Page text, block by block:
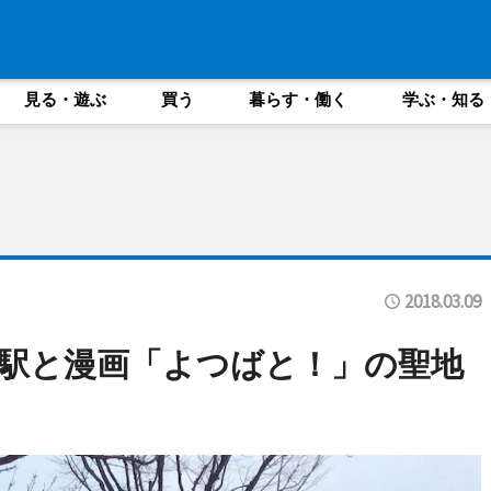
見る・遊ぶ 買う 暮らす・働く 学ぶ・知る
2018.03.09
と漫画「よつばと！」の聖地